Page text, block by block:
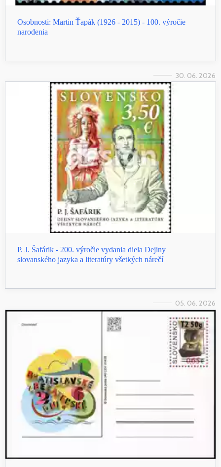
Osobnosti: Martin Ťapák (1926 - 2015) - 100. výročie
narodenia
30. 06. 2026
P. J. Šafárik - 200. výročie vydania diela Dejiny
slovanského jazyka a literatúry všetkých nárečí
05. 06. 2026